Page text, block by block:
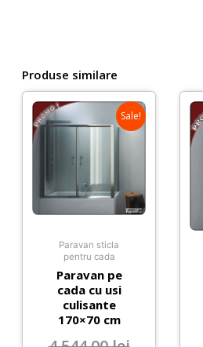
mat
Produse similare
Sale!
Paravan sticla
pentru cada
Paravan pe
cada cu usi
culisante
170×70 cm